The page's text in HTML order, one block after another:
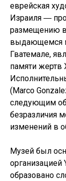
еврейская
Израиля ―
размещению
выдающемся
Гватемале,
памяти жертв
(Marco
следующим
безразличия
изменений в
Музей был
организацией
образовано